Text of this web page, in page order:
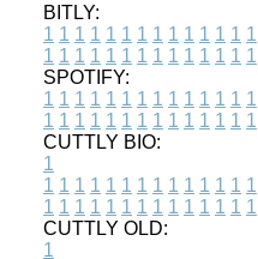
BITLY:
1 1 1 1 1 1 1 1 1 1 1 1 1 1
1 1 1 1 1 1 1 1 1 1 1 1 1 1
SPOTIFY:
1 1 1 1 1 1 1 1 1 1 1 1 1 1
1 1 1 1 1 1 1 1 1 1 1 1 1 1
CUTTLY BIO:
1
1 1 1 1 1 1 1 1 1 1 1 1 1 1
1 1 1 1 1 1 1 1 1 1 1 1 1 1
CUTTLY OLD:
1